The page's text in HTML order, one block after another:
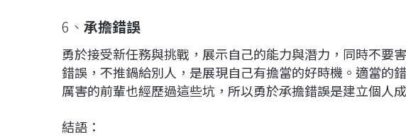
6、 承擔錯誤
勇於接受新任務與挑戰，展示自己的能力與潛力，同時不要
錯誤，不推鍋給別人，是展現自己有擔當的好時機。適當的
厲害的前輩也經歷過這些坑，所以勇於承擔錯誤是建立個人
結語：